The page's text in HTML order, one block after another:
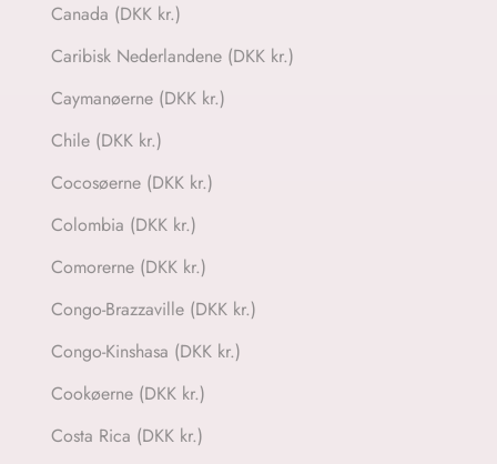
Canada (DKK kr.)
Caribisk Nederlandene (DKK kr.)
Caymanøerne (DKK kr.)
Chile (DKK kr.)
Cocosøerne (DKK kr.)
Colombia (DKK kr.)
Comorerne (DKK kr.)
Congo-Brazzaville (DKK kr.)
Congo-Kinshasa (DKK kr.)
Cookøerne (DKK kr.)
Costa Rica (DKK kr.)